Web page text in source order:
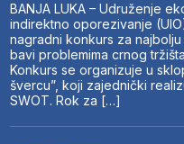
BANJA LUKA – Udruženje
indirektno oporezivanje
nagradni konkurs za
bavi problemima crnog
Konkurs se organizuje u
švercu”, koji zajednički
SWOT. Rok za […]